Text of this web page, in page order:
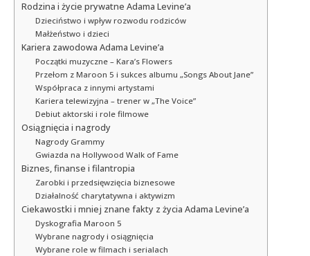
Rodzina i życie prywatne Adama Levine’a
Dzieciństwo i wpływ rozwodu rodziców
Małżeństwo i dzieci
Kariera zawodowa Adama Levine’a
Początki muzyczne – Kara’s Flowers
Przełom z Maroon 5 i sukces albumu „Songs About Jane”
Współpraca z innymi artystami
Kariera telewizyjna – trener w „The Voice”
Debiut aktorski i role filmowe
Osiągnięcia i nagrody
Nagrody Grammy
Gwiazda na Hollywood Walk of Fame
Biznes, finanse i filantropia
Zarobki i przedsięwzięcia biznesowe
Działalność charytatywna i aktywizm
Ciekawostki i mniej znane fakty z życia Adama Levine’a
Dyskografia Maroon 5
Wybrane nagrody i osiągnięcia
Wybrane role w filmach i serialach